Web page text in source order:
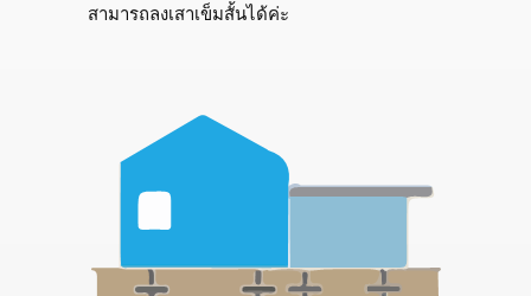
สามารถลงเสาเข็มสั้นได้ค่ะ